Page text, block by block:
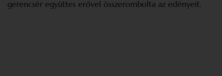
gerencsér együttes erővel összerombolta az edényeit.